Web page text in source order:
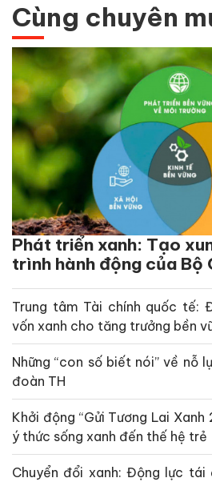
Cùng chuyên
Phát triển xanh: Tạo
trình hành động của Bộ
Trung tâm Tài chính quốc tế:
vốn xanh cho tăng trưởng bền
Những “con số biết nói” về nỗ
đoàn TH
Khởi động “Gửi Tương Lai
ý thức sống xanh đến thế hệ trẻ
Chuyển đổi xanh: Động lực tái